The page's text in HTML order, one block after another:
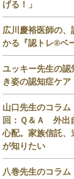
げる！」
広川慶裕医師の
かる『認トレ®️ベ
ユッキー先生の
き姿の認知症ケア
山口先生のコラ
回：Ｑ＆Ａ 外出
心配。家族信託、
が知りたい
八巻先生のコラ